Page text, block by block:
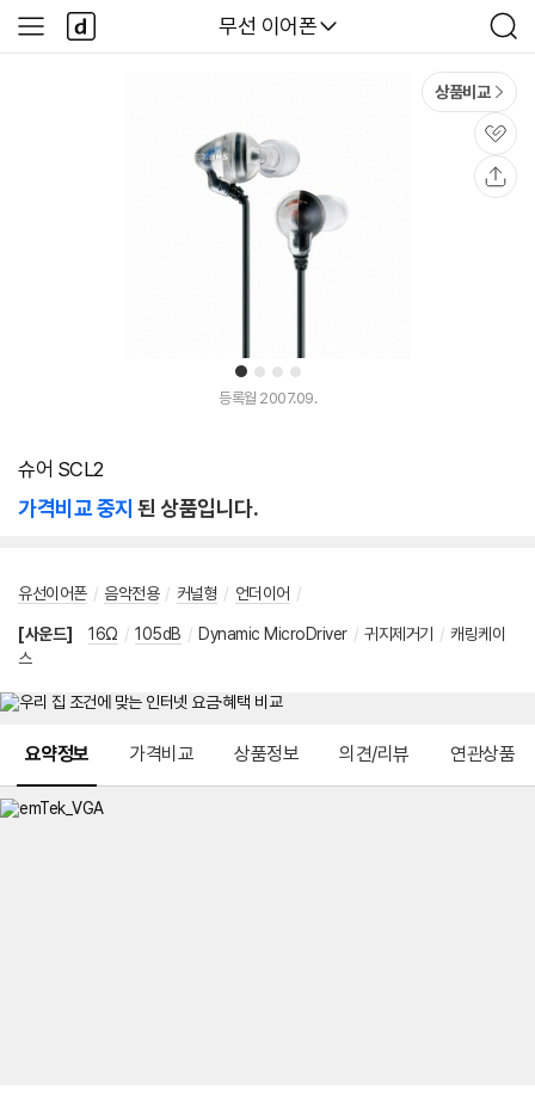
다나와
무선 이어폰
검
색
사
이
다
나
와
1 2 3 4
상품비교
관
심
등록월 2007.09.
슈어 SCL2
가격비교 중지 된 상품입니다.
유선이어폰 / 음악전용 / 커널형 / 언더이어 /
[사운드] 16Ω / 105dB / Dynamic MicroDriver / 귀지제거기 / 캐링케이
스
요약정보 가격비교 상품정보 의견/리뷰 연관상품